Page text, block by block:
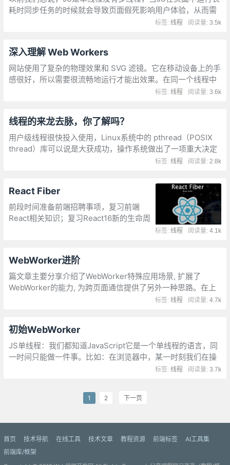
耗时同步任务的时候就会导致页面假死影响用户体验，从而需
要设置把任务放在任务队列中；执行任务队列中的任务也并非
阅读量:3.5k
标签:线程
深入理解 Web Workers
网站使用了复杂的物理效果和 SVG 滤镜。它在移动设备上的手
感很好，所以需要很流畅地运行才能出效果。在同一个线程中
运行物理效果和 SVG 滤镜开销太大了，所以我把物理效果部分
阅读量:3.6k
标签:线程
线程的来龙去脉，你了解吗？
用户级线程很快投入使用，Linux系统中的 pthread（POSIX
thread）库可以说是大获成功，操作系统做出了一项重大决定
——支持内核级线程。内核级线程解决了进程并行的问题，除
阅读量: 2.8k
标签:线程
React Fiber
前段时间准备前端招聘事项，复习前端
React相关知识；复习React16新的生命周
阅读量:4.1k
标签:线程
WebWorker进阶
篇文章主要分享介绍了WebWorker特殊应用场景, 扩展了
WebWorker的能力, 为跨页面通信提供了另外一种思路。在上
一篇文章里面也有了解到webworker与主线程之间的通信，使
阅读量:4.7k
标签:线程
初始WebWorker
JS单线程：我们都知道JavaScript它是一个单线程的语言，同
一时间只能做一件事。比如：在浏览器中，某一时刻我们在操
作DOM，你们这个时刻我们就不能去运行JavaScript代码，反
阅读量:3.7k
标签:线程
1 2 下一页
首页 技术导航 在线工具 技术文章 教程资源 前端标签
AI工具集
前端库/框架